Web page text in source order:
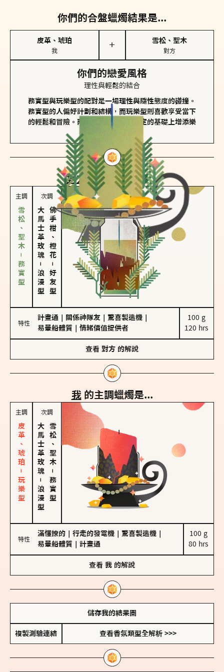
你們的合盤蠟燭結果是...
皮革、琥珀
我
＋
雪松、聖木
對方
你們的戀愛風格
理性與輕鬆的結合
務實型與玩樂型的配對是一場理性與隨性態度的碰撞。
務實型的人偏好計劃和結構，而玩樂型則喜歡享受當下
的輕鬆和冒險。兩者的關係能夠在穩定的基礎上增添樂
對方 的主調蠟燭是...
主調
雪松、聖木－務實型
次調
大馬士革玫瑰
－
浪漫型
佛手柑、橙花
－
好友型
特性
計畫通 關係神隊友 驚喜製造機
易暈船體質
情緒價值提供者
100 g
120 hrs
查看 對方 的解說
我 的主調蠟燭是...
主調
皮革、琥珀－玩樂型
次調
大馬士革玫瑰
－
浪漫型
雪松、聖木
－
務實型
特性
滿懂撩的 行走的發電機 驚喜製造機
易暈船體質
計畫通
100 g
80 hrs
查看 我 的解說
儲存我的結果圖
複製測驗連結 查看香氛類型全解析 >>>